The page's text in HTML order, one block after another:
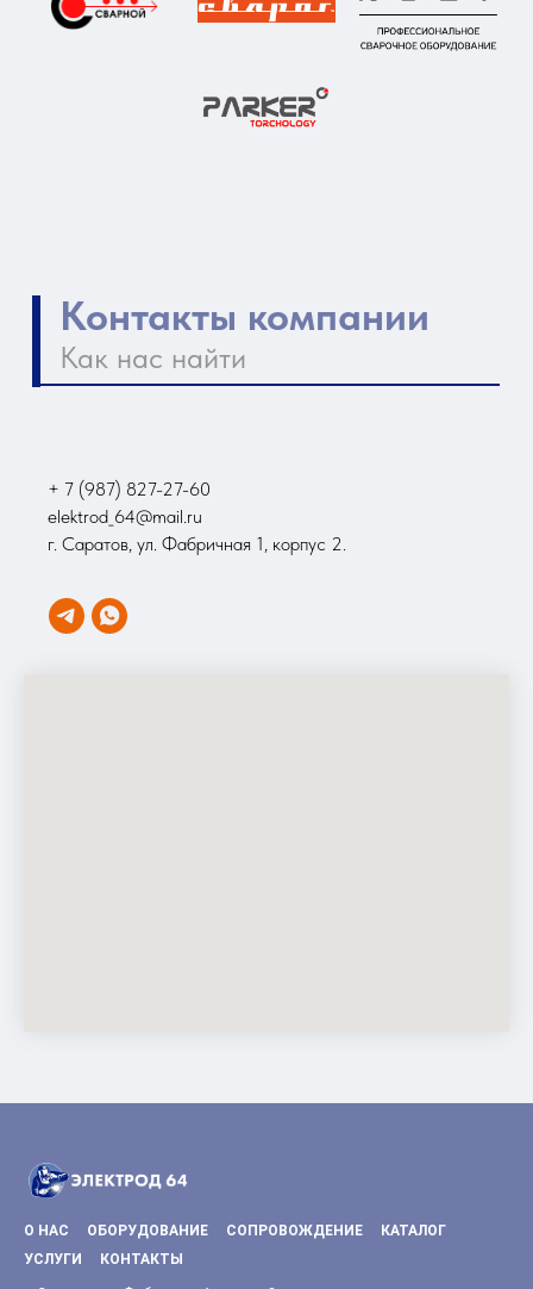
+ 7 (987) 827-27-60
elektrod_64@mail.ru
г. Саратов, ул. Фабричная 1, корпус 2.
О НАС ОБОРУДОВАНИЕ СОПРОВОЖДЕНИЕ
КАТАЛОГ
УСЛУГИ
КОНТАКТЫ